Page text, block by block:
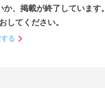
、掲載が終了しています。
してください。
る